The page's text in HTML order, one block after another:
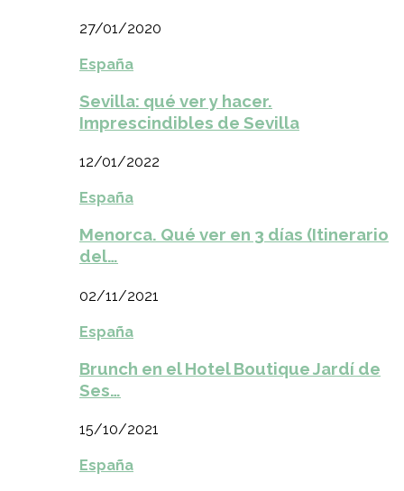
27/01/2020
España
Sevilla: qué ver y hacer.
Imprescindibles de Sevilla
12/01/2022
España
Menorca. Qué ver en 3 días (Itinerario
del…
02/11/2021
España
Brunch en el Hotel Boutique Jardí de
Ses…
15/10/2021
España